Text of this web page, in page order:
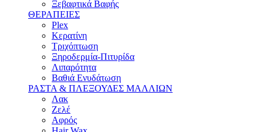
Ξεβαφτικά Βαφής
ΘΕΡΑΠΕΙΕΣ
Plex
Κερατίνη
Τριχόπτωση
Ξηροδερμία-Πιτυρίδα
Λιπαρότητα
Βαθιά Ενυδάτωση
ΡΑΣΤΑ & ΠΛΕΞΟΥΔΕΣ ΜΑΛΛΙΩΝ
Λακ
Ζελέ
Αφρός